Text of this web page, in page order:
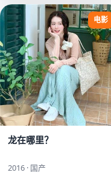
电影
龙在哪里？
2016 · 国产